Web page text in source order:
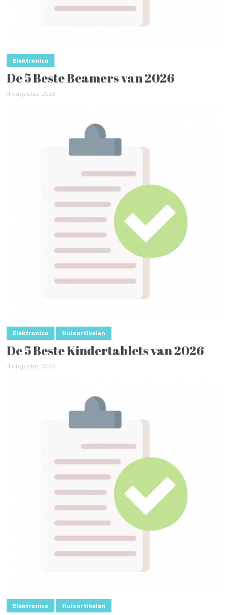
Elektronica
De 5 Beste Beamers van 2026
4 augustus 2026
Elektronica Huisartikelen
De 5 Beste Kindertablets van 2026
4 augustus 2026
Elektronica Huisartikelen